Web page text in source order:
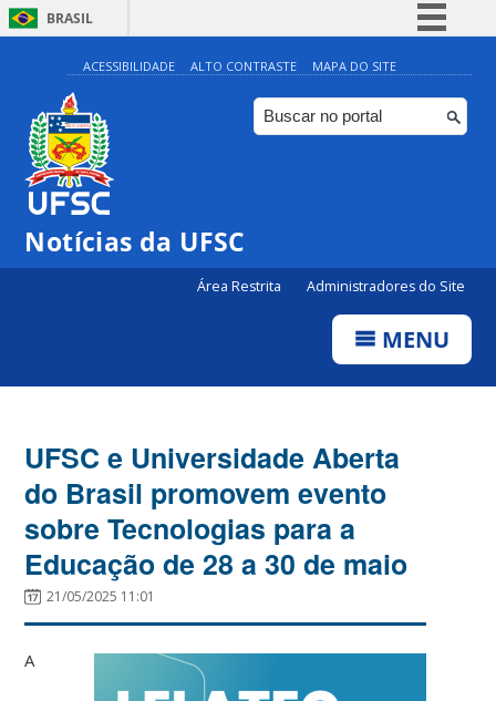
BRASIL
Simplifique!
Comunica BR
Participe
ACESSIBILIDADE ALTO CONTRASTE MAPA DO SITE
Notícias da UFSC
Área Restrita Administradores do Site
MENU
UFSC e Universidade Aberta
do Brasil promovem evento
sobre Tecnologias para a
Educação de 28 a 30 de maio
21/05/2025 11:01
A